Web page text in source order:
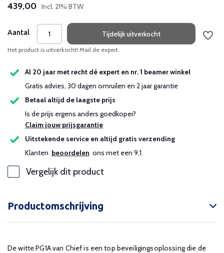
439,00 Incl. 21% BTW
Aantal Tijdelijk uitverkocht
Het product is uitverkocht! Mail de expert.
Al 20 jaar met recht dé expert en nr. 1 beamer winkel
Gratis advies, 30 dagen omruilen en 2 jaar garantie
Betaal altijd de laagste prijs
Is de prijs ergens anders goedkoper?
Claim jouw prijsgarantie
Uitstekende service en altijd gratis verzending
Klanten beoordelen ons met een 9,1.
Vergelijk dit product
Productomschrijving
De witte PG1A van Chief is een top beveiligingsoplossing die de